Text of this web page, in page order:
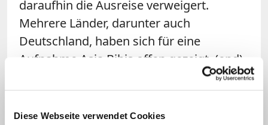
Diese Webseite verwendet Cookies
daraufhin die Ausreise verweigert.
Mehrere Länder, darunter auch
Deutschland, haben sich für eine
Aufnahme Asia Bibis offen gezeigt. (epd)